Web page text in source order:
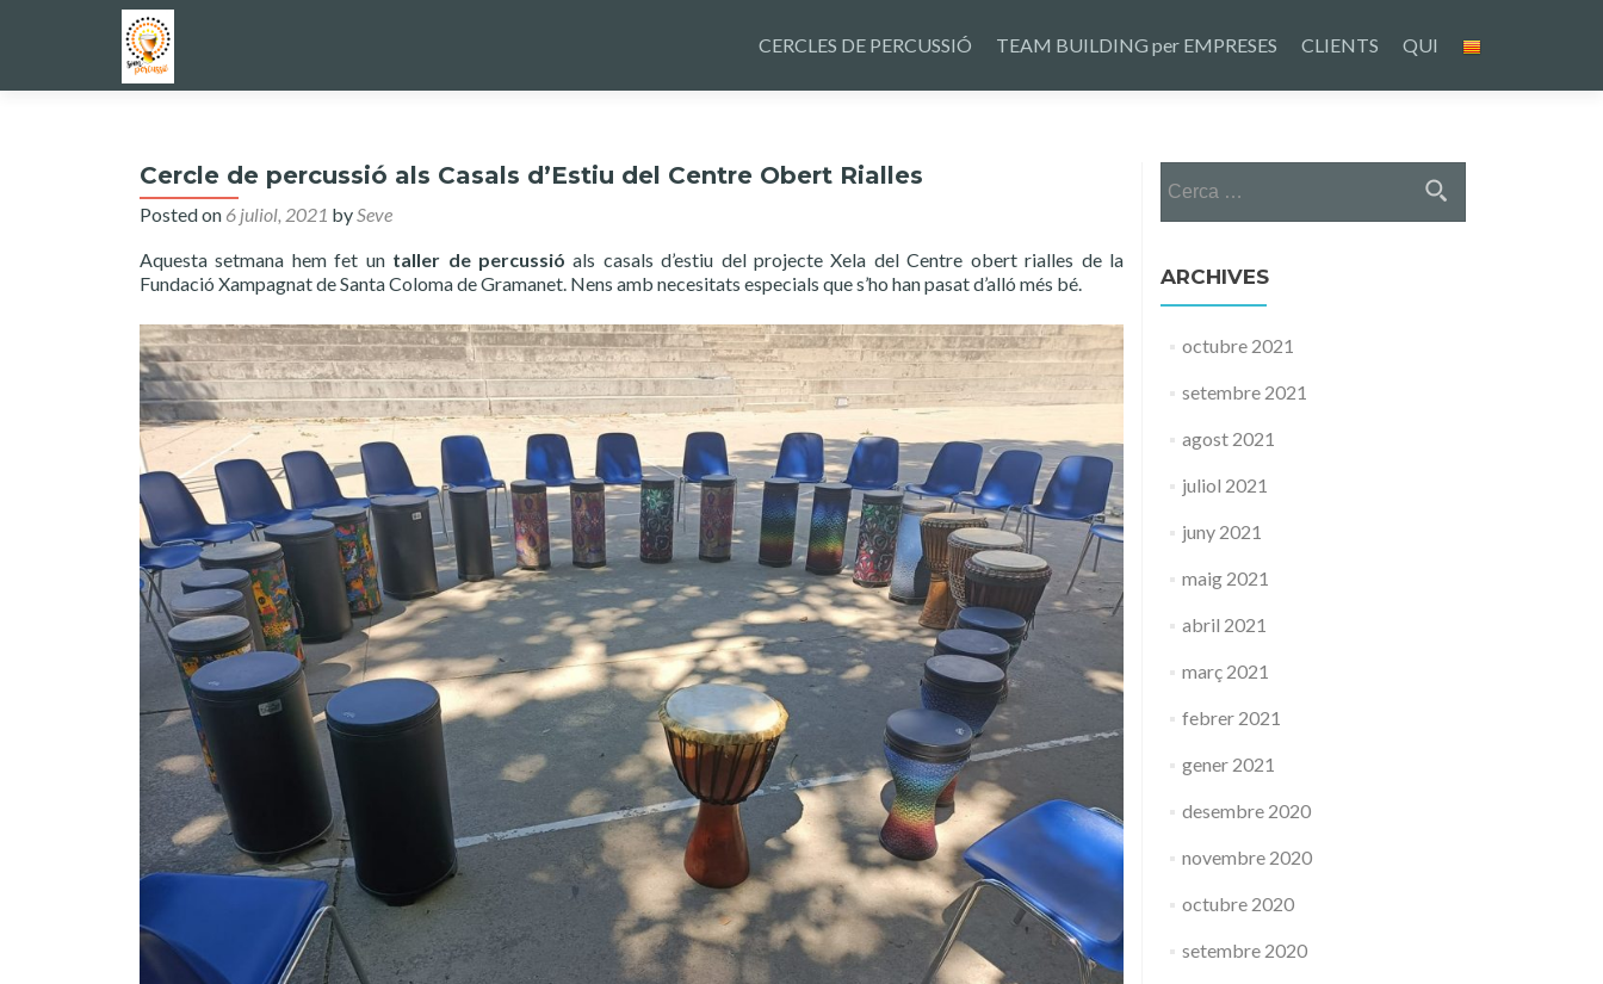
to
CERCLES DE PERCUSSIÓ TEAM BUILDING per EMPRESES CLIENTS QUI
Cercle de percussió als Casals d’Estiu del Centre Obert Rialles
Posted on 6 juliol, 2021 bySeve
Aquesta setmana hem fet un taller de percussió als casals d’estiu del projecte Xela del Centre obert rialles de la
Fundació Xampagnat de Santa Coloma de Gramanet. Nens amb necesitats especials que s’ho han pasat d’alló més bé.
ARCHIVES
octubre 2021
setembre 2021
agost 2021
juliol 2021
juny 2021
maig 2021
abril 2021
març 2021
febrer 2021
gener 2021
desembre 2020
novembre 2020
octubre 2020
setembre 2020